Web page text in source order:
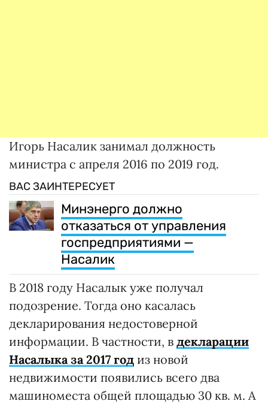
Игорь Насалик занимал должность
министра с апреля 2016 по 2019 год.
ВАС ЗАИНТЕРЕСУЕТ
Минэнерго должно
отказаться от управления
госпредприятиями —
Насалик
В 2018 году Насалык уже получал
подозрение. Тогда оно касалась
декларирования недостоверной
информации. В частности, в декларации
Насалыка за 2017 год из новой
недвижимости появились всего два
машиноместа общей площадью 30 кв. м. А